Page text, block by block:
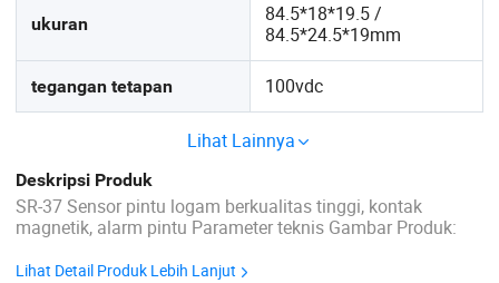
ukuran
84.5*18*19.5 /
84.5*24.5*19mm
tegangan tetapan 100vdc
Lihat Lainnya
Deskripsi Produk
SR-37 Sensor pintu logam berkualitas tinggi, kontak
magnetik, alarm pintu Parameter teknis Gambar Produk:
Lihat Detail Produk Lebih Lanjut